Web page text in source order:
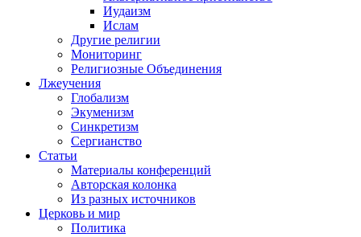
Иудаизм
Ислам
Другие религии
Мониторинг
Религиозные Объединения
Лжеучения
Глобализм
Экуменизм
Синкретизм
Сергианство
Статьи
Материалы конференций
Авторская колонка
Из разных источников
Церковь и мир
Политика